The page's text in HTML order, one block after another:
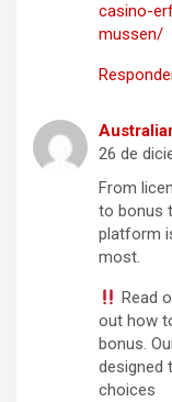
casino-
mussen/
26 de
From
to bonus
platform
most.
Read
out how
bonus.
designed
choices